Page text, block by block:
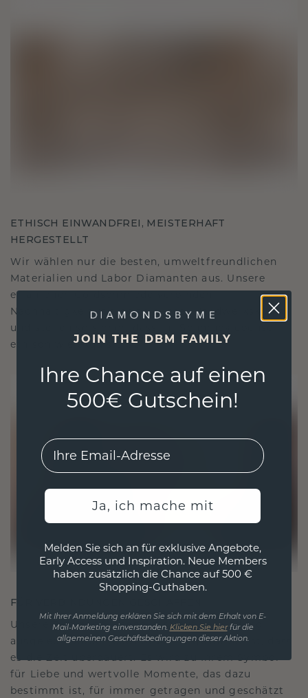
ETHISCH EINWANDFREI, MEISTERHAFT
HERGESTELLT
Wir wählen nur die besten, umweltfreundlichen
Materialien und Labor Diamanten aus. Unsere
erfahrenen Goldschmiede verbinden
Nachhaltigkeit mit beispielloser Handwerkskunst
und stellen so sicher, dass Ihr Schmuck ebenso
ethisch wie exquisit ist.
FÜR VERBINDUNGEN GESCHAFFEN
Unsere Designphilosophie ist auf Verbindung
ausgelegt, wobei jedes Stück so gestaltet ist, dass
es die Zeit überdauert. Es wird zu Ihrem Symbol
für Liebe und wertvolle Momente, das dazu
bestimmt ist, für immer getragen und geschätzt
JOIN THE DBM FAMILY
Ihre Chance auf einen
500€ Gutschein!
EMail
Ja, ich mache mit
Melden Sie sich an für exklusive Angebote,
Early Access und Inspiration. Neue Members
haben zusätzlich die Chance auf 500 €
Shopping-Guthaben.
Mit Ihrer Anmeldung erklären Sie sich mit dem Erhalt von E-
Mail-Marketing einverstanden. Klicken Sie hierfür die
allgemeinen Geschäftsbedingungen dieser Aktion.